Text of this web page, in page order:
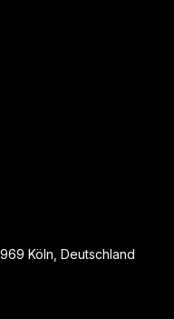
Köln, Deutschland